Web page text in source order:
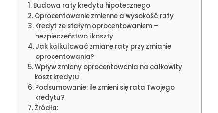
Budowa raty kredytu hipotecznego
Oprocentowanie zmienne a wysokość raty
Kredyt ze stałym oprocentowaniem –
bezpieczeństwo i koszty
Jak kalkulować zmianę raty przy zmianie
oprocentowania?
Wpływ zmiany oprocentowania na całkowity
koszt kredytu
Podsumowanie: ile zmieni się rata Twojego
kredytu?
Źródła: